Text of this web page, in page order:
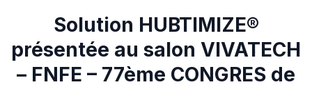
Solution HUBTIMIZE®
présentée au salon VIVATECH
– FNFE – 77ème CONGRES de